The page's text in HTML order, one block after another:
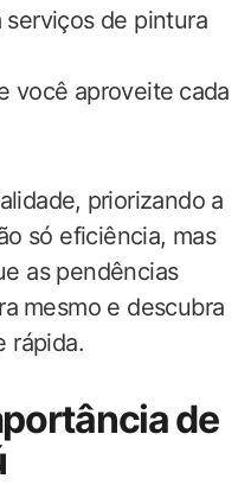
de pintura
você aproveite ⁤cada
⁣priorizando‍ a
só eficiência, mas
as pendências
⁤mesmo ‌e descubra
rápida.
de